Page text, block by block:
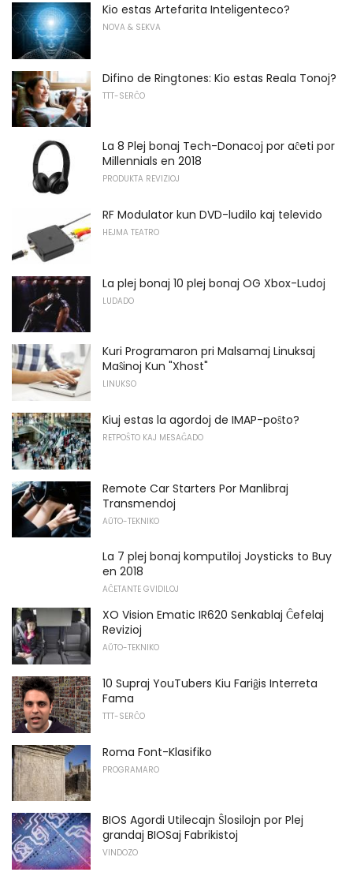
Kio estas Artefarita Inteligenteco?
NOVA & SEKVA
Difino de Ringtones: Kio estas Reala Tonoj?
TTT-SERĈO
La 8 Plej bonaj Tech-Donacoj por aĉeti por
Millennials en 2018
PRODUKTA REVIZIOJ
RF Modulator kun DVD-ludilo kaj televido
HEJMA TEATRO
La plej bonaj 10 plej bonaj OG Xbox-Ludoj
LUDADO
Kuri Programaron pri Malsamaj Linuksaj
Maŝinoj Kun "Xhost"
LINUKSO
Kiuj estas la agordoj de IMAP-poŝto?
RETPOŜTO KAJ MESAĜADO
Remote Car Starters Por Manlibraj
Transmendoj
AŬTO-TEKNIKO
La 7 plej bonaj komputiloj Joysticks to Buy
en 2018
AĈETANTE GVIDILOJ
XO Vision Ematic IR620 Senkablaj Ĉefelaj
Revizioj
AŬTO-TEKNIKO
10 Supraj YouTubers Kiu Fariĝis Interreta
Fama
TTT-SERĈO
Roma Font-Klasifiko
PROGRAMARO
BIOS Agordi Utilecajn Ŝlosilojn por Plej
grandaj BIOSaj Fabrikistoj
VINDOZO